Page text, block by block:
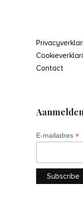
Contact
E-mailadres *